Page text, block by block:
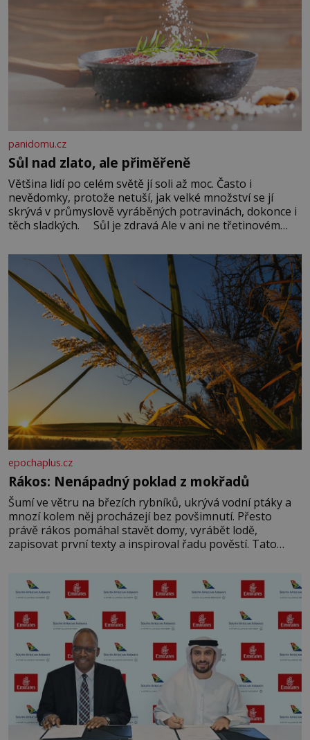
panidomu.cz
Sůl nad zlato, ale přiměřeně
Většina lidí po celém světě jí soli až moc. Často i
nevědomky, protože netuší, jak velké množství se jí
skrývá v průmyslově vyráběných potravinách, dokonce i
těch sladkých. Sůl je zdravá Ale v ani ne třetinovém
základní složky– sodík a chlór – jsou zásadní pro
správné hospodaření
epochaplus.cz
Rákos: Nenápadný poklad z mokřadů
Šumí ve větru na březích rybníků, ukrývá vodní ptáky a
mnozí kolem něj procházejí bez povšimnutí. Přesto
právě rákos pomáhal stavět domy, vyrábět lodě,
zapisovat první texty a inspiroval řadu pověstí. Tato
letního koupání. Stačí se však podívat